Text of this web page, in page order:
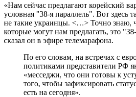
«Нам сейчас предлагают корейский
условная "38-я параллель". Вот здесь
не такие украинцы. <…> Точно знаю,
которые могут нам предлагать, это
сказал он в эфире телемарафона.
По его словам, на встречах с
политиками представители РФ
«месседжи, что они готовы к
того, чтобы зафиксировать
есть на сегодня».